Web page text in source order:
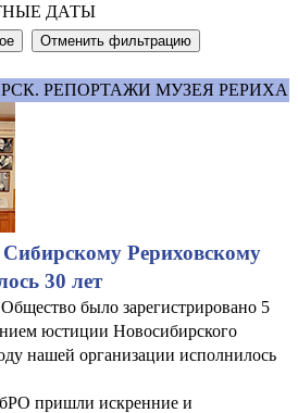
ДАТЫ
РЕПОРТАЖИ МУЗЕЯ РЕРИХА
Сибирскому Рериховскому
30 лет
было зарегистрировано 5
юстиции Новосибирского
нашей организации исполнилось
пришли искренние и